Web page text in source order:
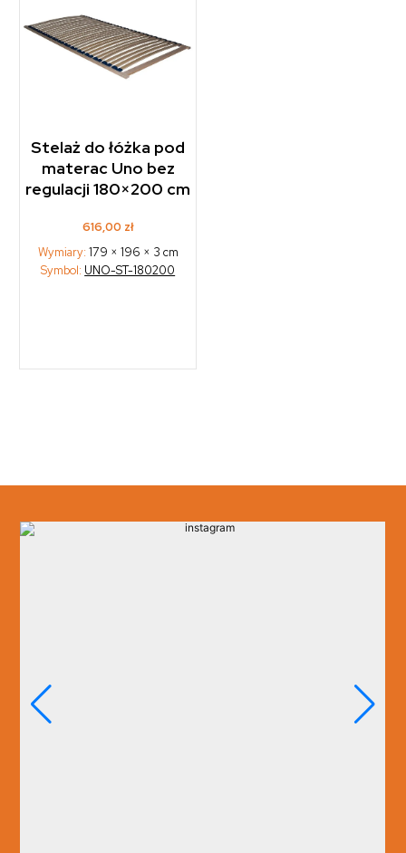
Stelaż do łóżka pod
materac Uno bez
regulacji 180×200 cm
616,00 zł
Wymiary: 179 × 196 × 3 cm
Symbol: UNO-ST-180200